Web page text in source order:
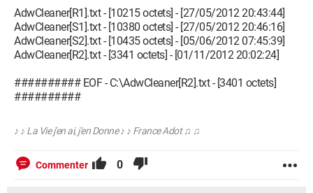
AdwCleaner[R1].txt - [10215 octets] - [27/05/2012 20:43:44]
AdwCleaner[S1].txt - [10380 octets] - [27/05/2012 20:46:16]
AdwCleaner[S2].txt - [10435 octets] - [05/06/2012 07:45:39]
AdwCleaner[R2].txt - [3341 octets] - [01/11/2012 20:02:24]
########## EOF - C:\AdwCleaner[R2].txt - [3401 octets]
##########
♪ ♪ La Vie j'en ai, j'en Donne ♪ ♪ France Adot ♫ ♫
Commenter 0